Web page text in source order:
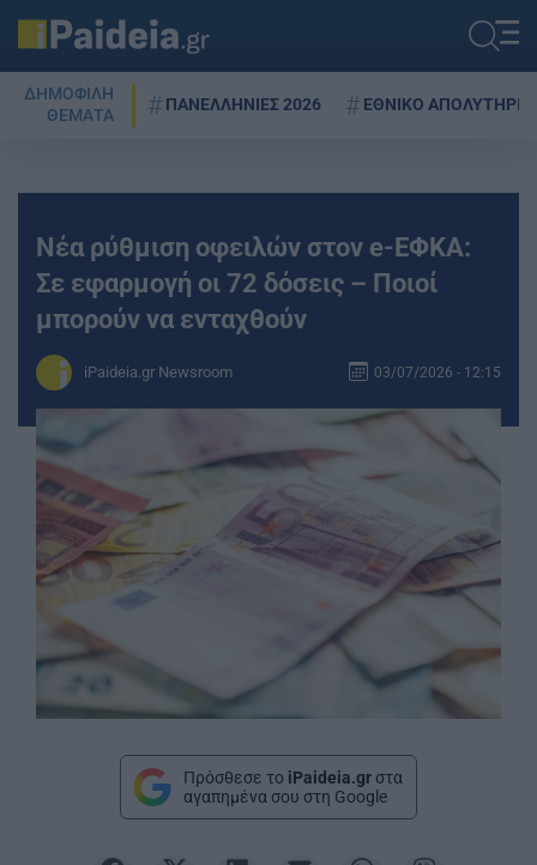
ΔΗΜΟΦΙΛΗ
ΘΕΜΑΤΑ
ΠΑΝΕΛΛΗΝΙΕΣ 2026 ΕΘΝΙΚΟ ΑΠΟΛΥΤΗΡΙΟ
Νέα ρύθμιση οφειλών στον e-ΕΦΚΑ:
Σε εφαρμογή οι 72 δόσεις – Ποιοί
μπορούν να ενταχθούν
iPaideia.gr Newsroom 03/07/2026 - 12:15
Πρόσθεσε το iPaideia.gr στα
αγαπημένα σου στη Google